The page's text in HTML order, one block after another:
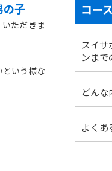
の子
ただきま
いう様な
コー
スイサ
ンまで
どんな
よくあ